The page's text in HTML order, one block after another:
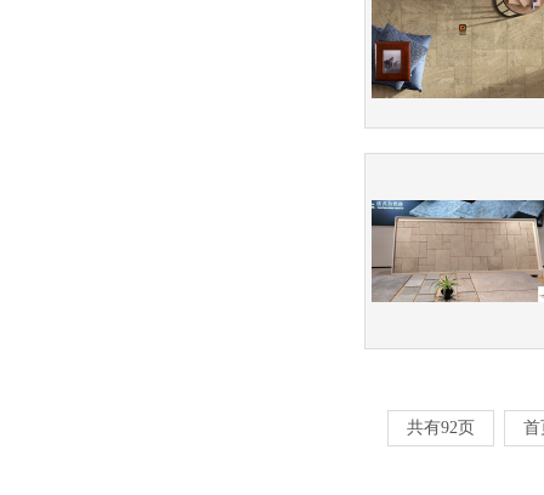
共有92页 首